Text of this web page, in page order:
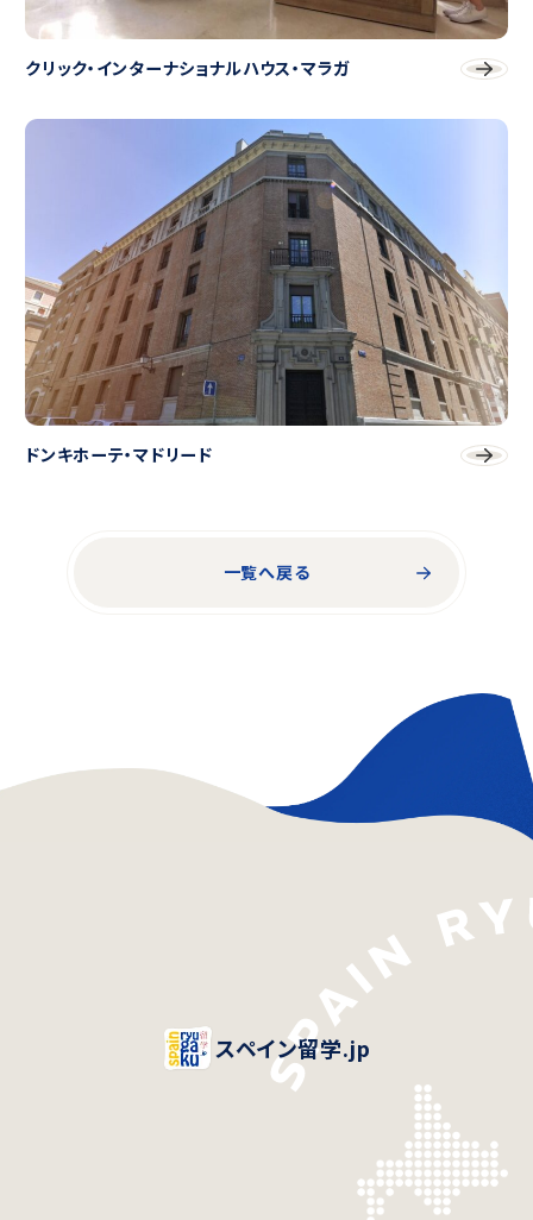
クリック・インターナショナルハウス・マラガ
ドンキホーテ・マドリード
一覧へ戻る
スペイン留学.jp